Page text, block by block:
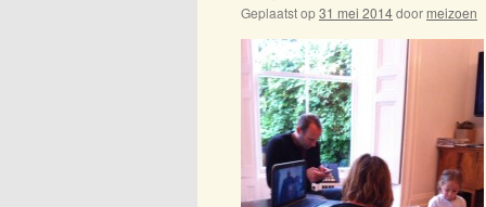
Geplaatst op31 mei 2014doormeizoen